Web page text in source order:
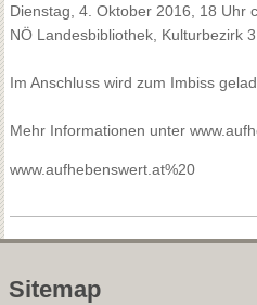
Dienstag, 4. Oktober 2016, 18 Uhr
NÖ Landesbibliothek, Kulturbezirk
Im Anschluss wird zum Imbiss
Mehr Informationen unter
www.aufhebenswert.at%20
Sitemap